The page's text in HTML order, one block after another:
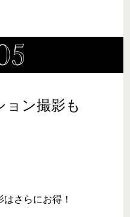
ョン撮影も
さらにお得！